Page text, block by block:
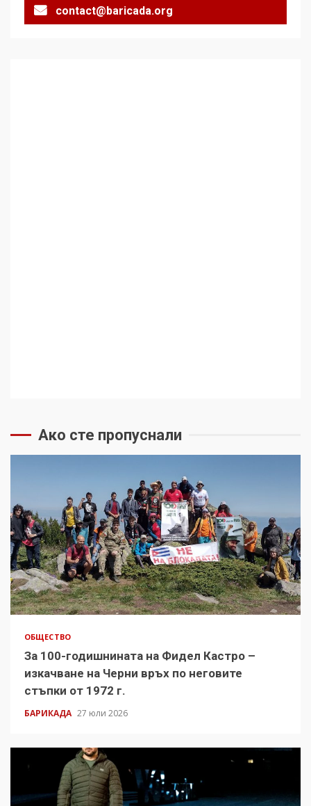
contact@baricada.org
Ако сте пропуснали
ОБЩЕСТВО
За 100-годишнината на Фидел Кастро –
изкачване на Черни връх по неговите
стъпки от 1972 г.
БАРИКАДА 27 юли 2026